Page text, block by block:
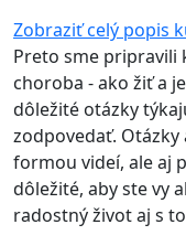
Zobraziť celý popis
Preto sme pripravili
choroba - ako žiť a
dôležité otázky
zodpovedať. Otázky
formou videí, ale aj
dôležité, aby ste vy
radostný život aj s